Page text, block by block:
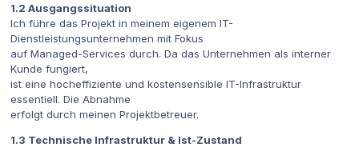
1.2 Ausgangssituation
Ich führe das Projekt in meinem eigenem IT-
Dienstleistungsunternehmen mit Fokus
auf Managed-Services durch. Da das Unternehmen als interner
Kunde fungiert,
ist eine hocheffiziente und kostensensible IT-Infrastruktur
essentiell. Die Abnahme
erfolgt durch meinen Projektbetreuer.
1.3 Technische Infrastruktur & Ist-Zustand